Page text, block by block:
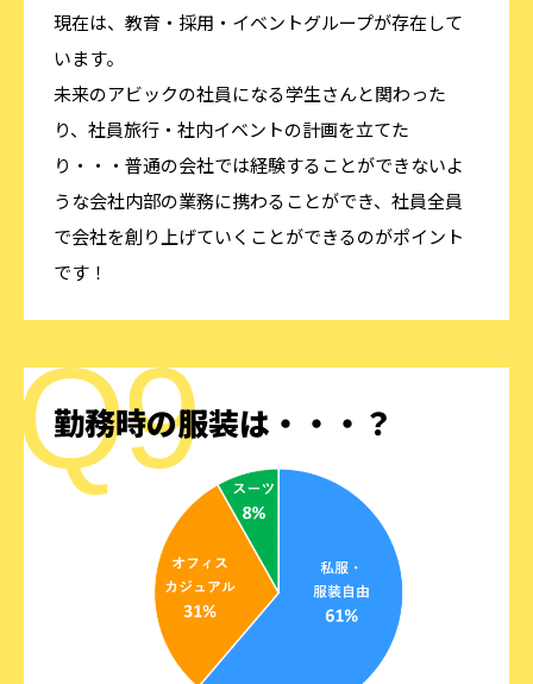
現在は、教育・採用・イベントグループが存在して
います。
未来のアビックの社員になる学生さんと関わった
り、社員旅行・社内イベントの計画を立てた
り・・・普通の会社では経験することができないよ
うな会社内部の業務に携わることができ、社員全員
で会社を創り上げていくことができるのがポイント
です！
勤務時の服装は・・・？